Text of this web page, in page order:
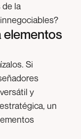
la
elementos
Si
y
un